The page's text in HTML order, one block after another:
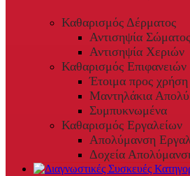
Καθαρισμός Δέρματος
Αντισηψία Σώματος
Αντισηψία Χεριών
Καθαρισμός Επιφανειών
Έτοιμα προς χρήση
Μαντηλάκια
Συμπυκνωμένα
Καθαρισμός Εργαλείων
Απολύμανση
Δοχεία